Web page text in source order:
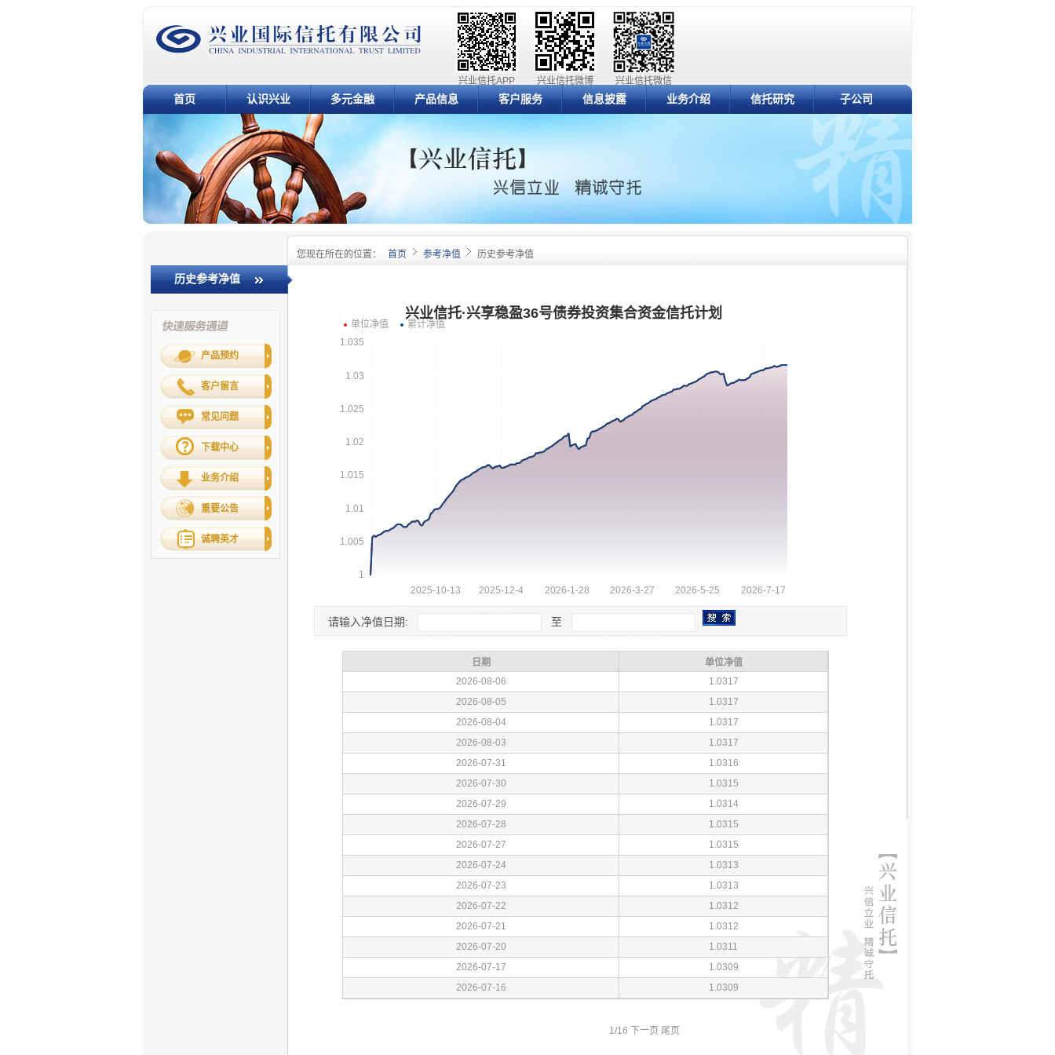
兴业信托微信
兴业信托微博
兴业信托APP
首页 认识兴业 多元金融 产品信息 客户服务 信息披露 业务介绍 信托研究 子公司
您现在所在的位置： 首页 参考净值 历史参考净值
历史参考净值
产品预约
客户留言
常见问题
下载中心
业务介绍
重要公告
诚聘英才
请输入净值日期: 至